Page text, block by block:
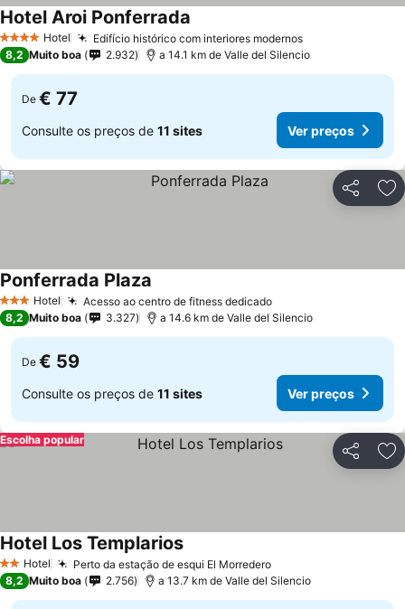
4 EstrelasHotel Edifício histórico com interiores modernos
Hotel Aroi Ponferrada
8,2 Muito boa 2.932 a 14.1 km de Valle del Silencio
De € 77
Consulte os preços de 11 sites Ver preços
Partilhar
3 EstrelasHotel Acesso ao centro de fitness dedicado
Ponferrada Plaza
8,2 Muito boa 3.327 a 14.6 km de Valle del Silencio
De € 59
Consulte os preços de 11 sites Ver preços
Partilhar
Escolha popular
2 Estrelas
Hotel Perto da estação de esqui El Morredero
Hotel Los Templarios
8,2 Muito boa 2.756 a 13.7 km de Valle del Silencio